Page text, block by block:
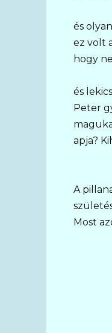
és
ez volt
hogy
és
Peter
apja?
A
Most